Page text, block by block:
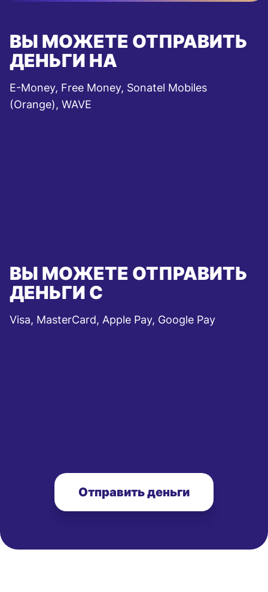
ВЫ МОЖЕТЕ ОТПРАВИТЬ
ДЕНЬГИ НА
E-Money, Free Money, Sonatel Mobiles
(Orange), WAVE
ВЫ МОЖЕТЕ ОТПРАВИТЬ
ДЕНЬГИ С
Visa, MasterCard, Apple Pay, Google Pay
Отправить деньги